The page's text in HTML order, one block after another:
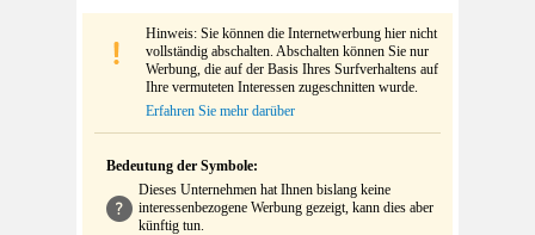
Hinweis: Sie können die Internetwerbung hier nicht
vollständig abschalten. Abschalten können Sie nur
Werbung, die auf der Basis Ihres Surfverhaltens auf
Ihre vermuteten Interessen zugeschnitten wurde.
Erfahren Sie mehr darüber
Bedeutung der Symbole:
Dieses Unternehmen hat Ihnen bislang keine
interessenbezogene Werbung gezeigt, kann dies aber
künftig tun.